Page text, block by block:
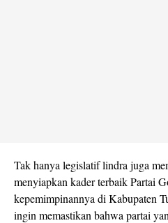
Tak hanya legislatif lindra juga
menyiapkan kader terbaik Partai
kepemimpinannya di Kabupaten
ingin memastikan bahwa partai